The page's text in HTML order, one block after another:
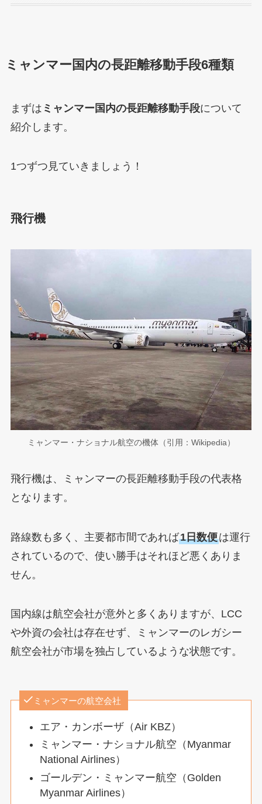
ミャンマー国内の長距離移動手段6種類
まずは ミャンマー国内の長距離移動手段について
紹介します。
1つずつ見ていきましょう！
飛行機
ミャンマー・ナショナル航空の機体（引用：Wikipedia）
飛行機は、ミャンマーの長距離移動手段の代表格
となります。
路線数も多く、主要都市間であれば1日数便は運行
されているので、使い勝手はそれほど悪くありま
せん。
国内線は航空会社が意外と多くありますが、LCC
や外資の会社は存在せず、ミャンマーのレガシー
航空会社が市場を独占しているような状態です。
ミャンマーの航空会社
エア・カンボーザ（Air KBZ）
ミャンマー・ナショナル航空（Myanmar
National Airlines）
ゴールデン・ミャンマー航空（Golden
Myanmar Airlines）